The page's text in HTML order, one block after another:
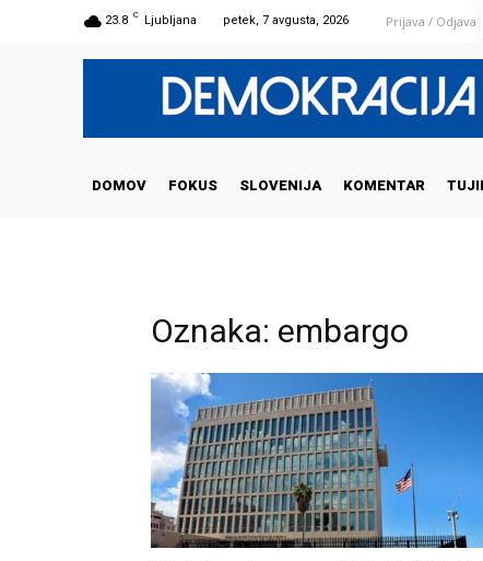
23.8 C Ljubljana petek, 7 avgusta, 2026 Prijava / Odjava
DOMOV FOKUS SLOVENIJA KOMENTAR
Oznaka: embargo